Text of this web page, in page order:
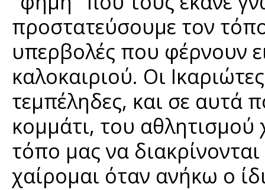
προστατεύσουμε τον
υπερβολές που φέρνουν
καλοκαιριού. Οι
τεμπέληδες, και σε
κομμάτι, του
τόπο μας να
χαίρομαι όταν ανήκω ο